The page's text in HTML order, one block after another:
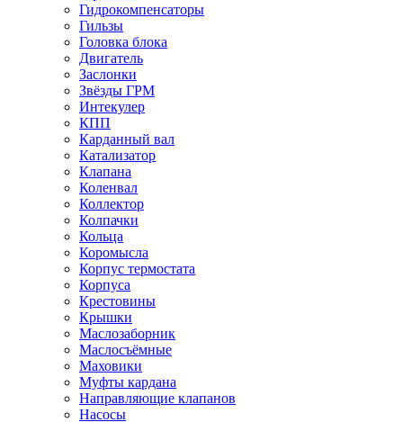
Гидрокомпенсаторы
Гильзы
Головка блока
Двигатель
Заслонки
Звёзды ГРМ
Интекулер
КПП
Карданный вал
Катализатор
Клапана
Коленвал
Коллектор
Колпачки
Кольца
Коромысла
Корпус термостата
Корпуса
Крестовины
Крышки
Маслозаборник
Маслосъёмные
Маховики
Муфты кардана
Направляющие клапанов
Насосы